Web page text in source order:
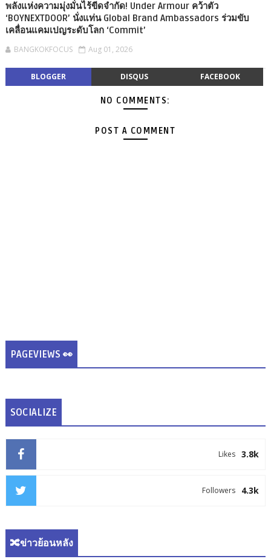
พลังแห่งความมุ่งมั่นไร้ขีดจำกัด! Under Armour คว้าตัว
‘BOYNEXTDOOR’ นั่งแท่น Global Brand Ambassadors ร่วมขับ
เคลื่อนแคมเปญระดับโลก ‘Commit’
BANGKOKFOCUS Aug 01, 2026
BLOGGER DISQUS FACEBOOK
NO COMMENTS:
POST A COMMENT
PAGEVIEWS 👀
SOCIALIZE
3.8k
Likes
4.3k
Followers
🔀ข่าวย้อนหลัง